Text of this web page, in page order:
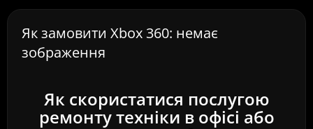
Як замовити Xbox 360: немає
зображення
Як скористатися послугою
ремонту техніки в офісі або